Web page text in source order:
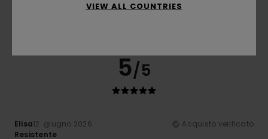
5/5
Elisa12. giugno 2026
Acquisto verificato
Resistente
VIEW ALL COUNTRIES